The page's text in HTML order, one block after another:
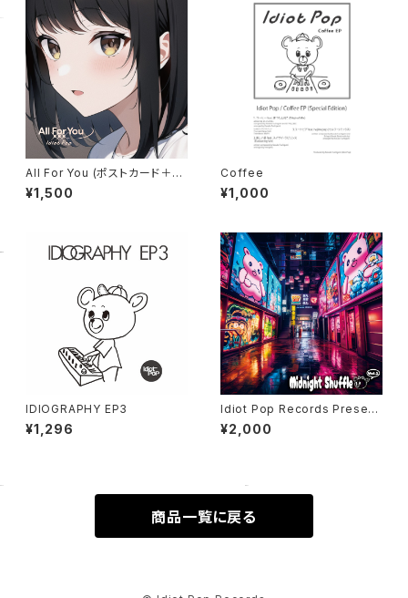
All For You (ポストカード＋C
D-R)
¥1,500
Coffee
¥1,000
IDIOGRAPHY EP3
¥1,296
Idiot Pop Records Present
V.A "Midnight Shuffle vol.
1"
¥2,000
商品一覧に戻る